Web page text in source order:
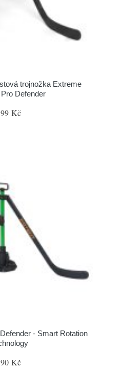
trojnožka Extreme
Defender
Kč
- Smart Rotation
Kč